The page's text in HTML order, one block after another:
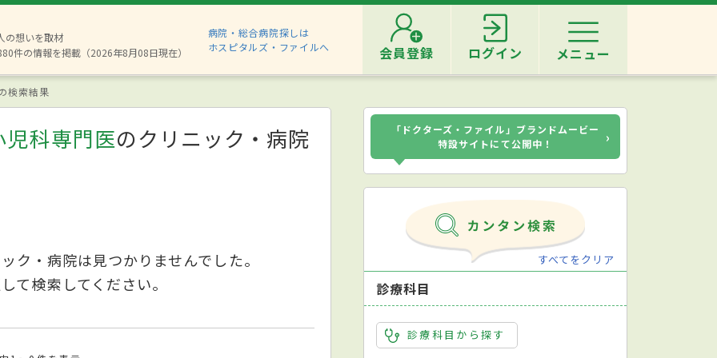
の想いを取材
件の情報を掲載（2026年8月08日現在）
病院・総合病院探しは
ホスピタルズ・ファイルへ
会員登録 ログイン メニュー
検索結果
科専門医のクリニック・病院
ク・病院は見つかりませんでした。
て検索してください。
「ドクターズ・ファイル」ブランドムービー
特設サイトにて公開中！
›
すべてをクリア
診療科目
診療科目から探す